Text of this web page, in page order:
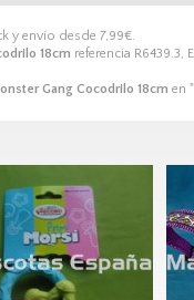
y envío desde 7,99€.
18cm referencia R6439.3,
Gang Cocodrilo 18cm en